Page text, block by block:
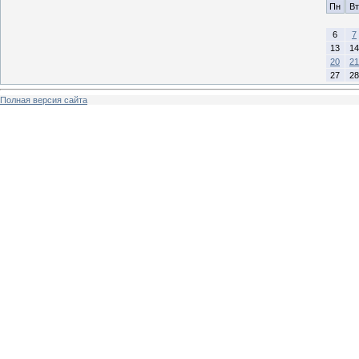
Пн
Вт
6
7
13
14
20
21
27
28
Полная версия сайта